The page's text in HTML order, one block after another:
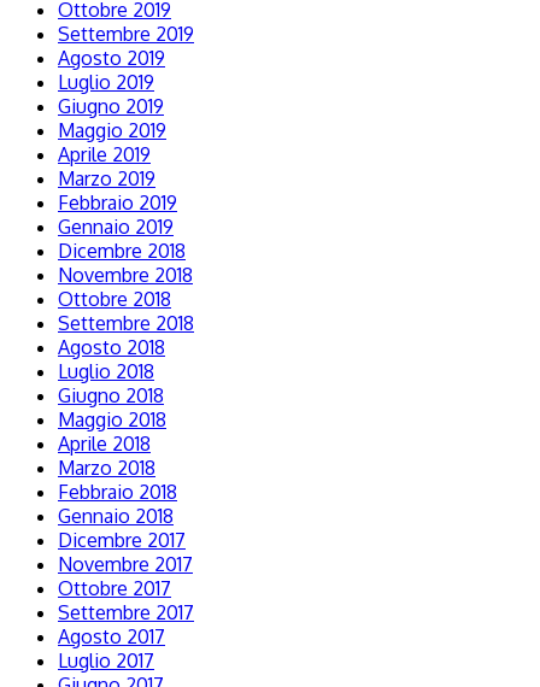
Ottobre 2019
Settembre 2019
Agosto 2019
Luglio 2019
Giugno 2019
Maggio 2019
Aprile 2019
Marzo 2019
Febbraio 2019
Gennaio 2019
Dicembre 2018
Novembre 2018
Ottobre 2018
Settembre 2018
Agosto 2018
Luglio 2018
Giugno 2018
Maggio 2018
Aprile 2018
Marzo 2018
Febbraio 2018
Gennaio 2018
Dicembre 2017
Novembre 2017
Ottobre 2017
Settembre 2017
Agosto 2017
Luglio 2017